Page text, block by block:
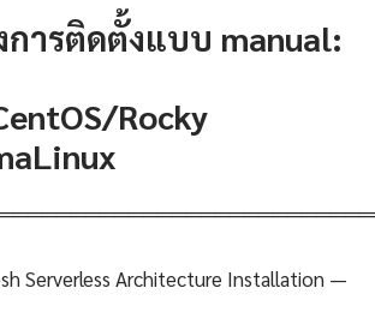
การติดตั้งแบบ manual:
Rocky
Serverless Architecture Installation —